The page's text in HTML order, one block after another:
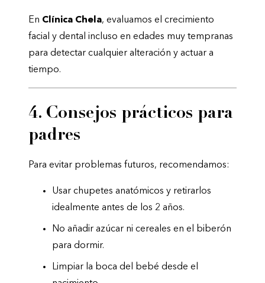
En Clínica Chela, evaluamos el crecimiento
facial y dental incluso en edades muy tempranas
para detectar cualquier alteración y actuar a
tiempo.
4. Consejos prácticos para
padres
Para evitar problemas futuros, recomendamos:
Usar chupetes anatómicos y retirarlos
idealmente antes de los 2 años.
No añadir azúcar ni cereales en el biberón
para dormir.
Limpiar la boca del bebé desde el